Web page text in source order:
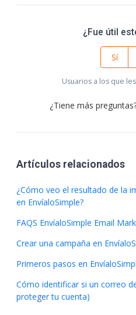
¿Fue útil
Sí
Usuarios a los que
¿Tiene más
Artículos relacionados
¿Cómo veo el resultado de la
en EnvíaloSimple?
FAQS EnvíaloSimple Email
Crear una campaña en
Primeros pasos en
Cómo identificar si un correo
proteger tu cuenta)